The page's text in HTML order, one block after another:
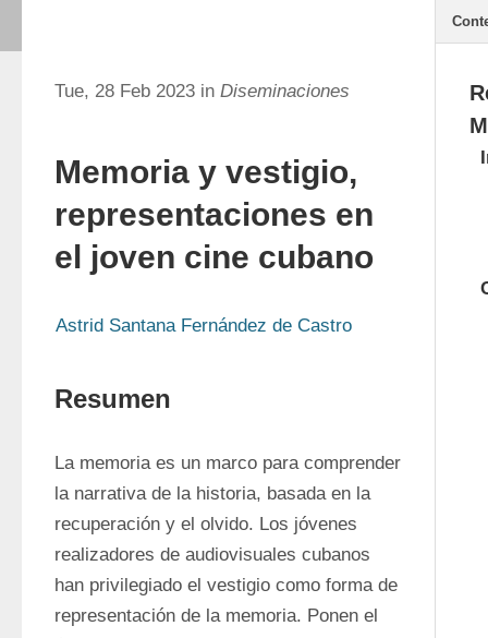
Tue, 28 Feb 2023 in Diseminaciones
Memoria y vestigio,
representaciones en
el joven cine cubano
Astrid Santana Fernández de Castro
Resumen
La memoria es un marco para comprender
la narrativa de la historia, basada en la
recuperación y el olvido. Los jóvenes
realizadores de audiovisuales cubanos
han privilegiado el vestigio como forma de
representación de la memoria. Ponen el